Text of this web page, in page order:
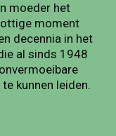
moeder het
moment
decennia in het
al sinds 1948
kunnen leiden.